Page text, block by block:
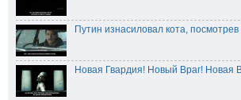
Путин изнасиловал кота, посмотрев
Новая Гвардия! Новый Враг! Новая